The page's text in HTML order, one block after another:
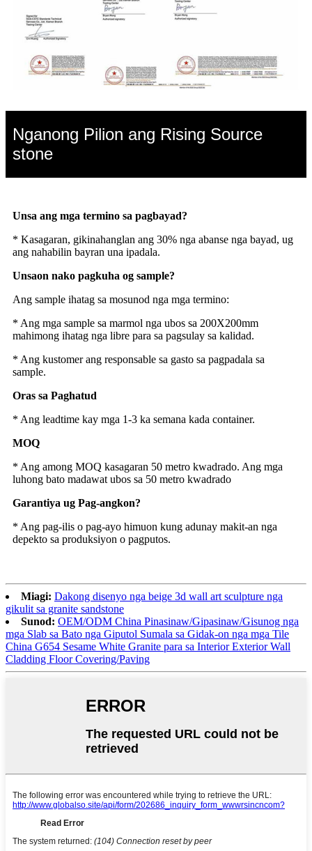
Nganong Pilion ang Rising Source
stone
Unsa ang mga termino sa pagbayad?
* Kasagaran, gikinahanglan ang 30% nga abanse nga bayad, ug
ang nahabilin bayran una ipadala.
Unsaon nako pagkuha og sample?
Ang sample ihatag sa mosunod nga mga termino:
* Ang mga sample sa marmol nga ubos sa 200X200mm
mahimong ihatag nga libre para sa pagsulay sa kalidad.
* Ang kustomer ang responsable sa gasto sa pagpadala sa
sample.
Oras sa Paghatud
* Ang leadtime kay mga 1-3 ka semana kada container.
MOQ
* Ang among MOQ kasagaran 50 metro kwadrado. Ang mga
luhong bato madawat ubos sa 50 metro kwadrado
Garantiya ug Pag-angkon?
* Ang pag-ilis o pag-ayo himuon kung adunay makit-an nga
depekto sa produksiyon o pagputos.
Miagi: Dakong disenyo nga beige 3d wall art sculpture nga
gikulit sa granite sandstone
Sunod: OEM/ODM China Pinasinaw/Gipasinaw/Gisunog nga
mga Slab sa Bato nga Giputol Sumala sa Gidak-on nga mga Tile
China G654 Sesame White Granite para sa Interior Exterior Wall
Cladding Floor Covering/Paving